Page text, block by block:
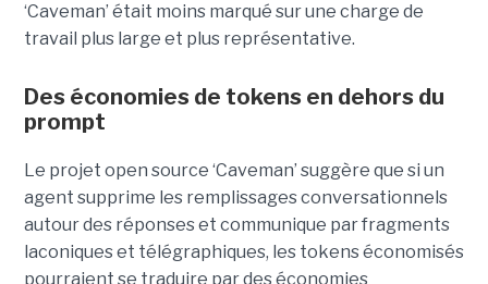
‘Caveman’ était moins marqué sur une charge de
travail plus large et plus représentative.
Des économies de tokens en dehors du
prompt
Le projet open source ‘Caveman’ suggère que si un
agent supprime les remplissages conversationnels
autour des réponses et communique par fragments
laconiques et télégraphiques, les tokens économisés
pourraient se traduire par des économies